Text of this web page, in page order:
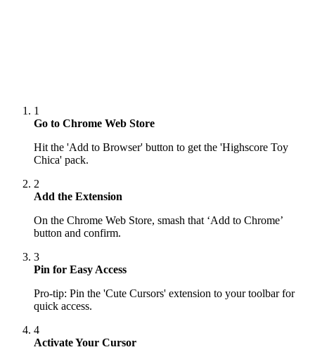
1
Go to Chrome Web Store
Hit the 'Add to Browser' button to get the 'Highscore Toy
Chica' pack.
2
Add the Extension
On the Chrome Web Store, smash that ‘Add to Chrome’
button and confirm.
3
Pin for Easy Access
Pro-tip: Pin the 'Cute Cursors' extension to your toolbar for
quick access.
4
Activate Your Cursor